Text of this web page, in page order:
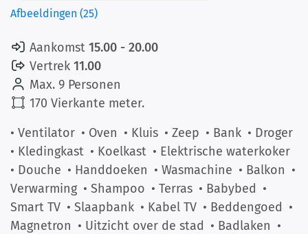
Afbeeldingen (25)
Aankomst 15.00 - 20.00
Vertrek 11.00
Max. 9 Personen
170 Vierkante meter.
• Ventilator • Oven • Kluis • Zeep • Bank • Droger
• Kledingkast • Koelkast • Elektrische waterkoker
• Douche • Handdoeken • Wasmachine • Balkon •
Verwarming • Shampoo • Terras • Babybed •
Smart TV • Slaapbank • Kabel TV • Beddengoed •
Magnetron • Uitzicht over de stad • Badlaken •